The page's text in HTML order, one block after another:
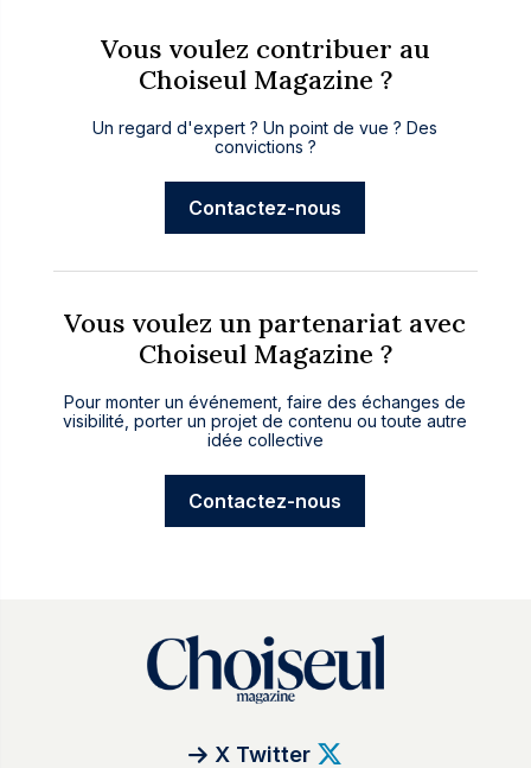
Vous voulez contribuer au
Choiseul Magazine ?
Un regard d'expert ? Un point de vue ? Des
convictions ?
Contactez-nous
Vous voulez un partenariat avec
Choiseul Magazine ?
Pour monter un événement, faire des échanges de
visibilité, porter un projet de contenu ou toute autre
idée collective
Contactez-nous
X Twitter